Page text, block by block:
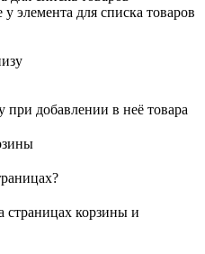
элемента для списка товаров
добавлении в неё товара
?
корзины и